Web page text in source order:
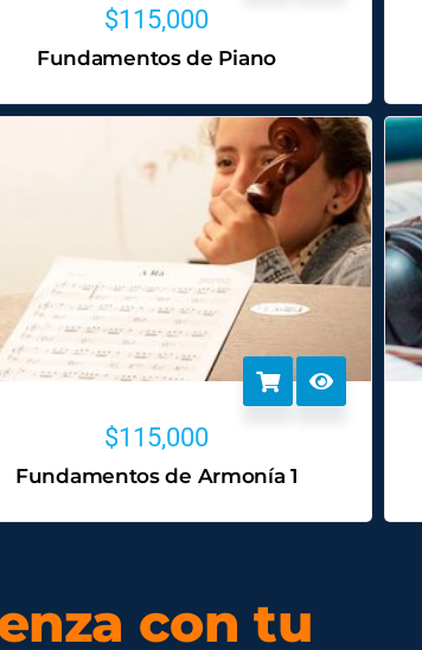
$115,000
Fundamentos de Piano
$115,000
Fundamentos de Armonía 1
con tu